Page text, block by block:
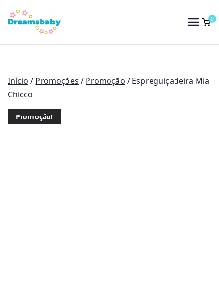
para
conteúdo
Dreams Baby
0
Início / Promoções / Promoção / Espreguiçadeira Mia
Chicco
Promoção!